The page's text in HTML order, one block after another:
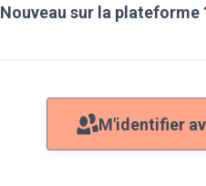
Nouveau sur la plateforme
M'identifier